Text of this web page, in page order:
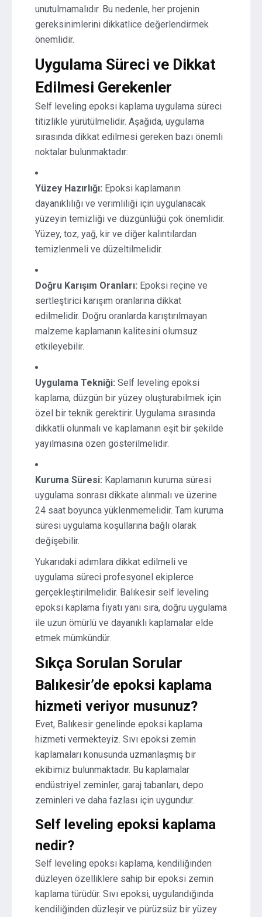
unutulmamalıdır. Bu nedenle, her projenin
gereksinimlerini dikkatlice değerlendirmek
önemlidir.
Uygulama Süreci ve Dikkat
Edilmesi Gerekenler
Self leveling epoksi kaplama uygulama süreci
titizlikle yürütülmelidir. Aşağıda, uygulama
sırasında dikkat edilmesi gereken bazı önemli
noktalar bulunmaktadır:
Yüzey Hazırlığı: Epoksi kaplamanın
dayanıklılığı ve verimliliği için uygulanacak
yüzeyin temizliği ve düzgünlüğü çok önemlidir.
Yüzey, toz, yağ, kir ve diğer kalıntılardan
temizlenmeli ve düzeltilmelidir.
Doğru Karışım Oranları: Epoksi reçine ve
sertleştirici karışım oranlarına dikkat
edilmelidir. Doğru oranlarda karıştırılmayan
malzeme kaplamanın kalitesini olumsuz
etkileyebilir.
Uygulama Tekniği: Self leveling epoksi
kaplama, düzgün bir yüzey oluşturabilmek için
özel bir teknik gerektirir. Uygulama sırasında
dikkatli olunmalı ve kaplamanın eşit bir şekilde
yayılmasına özen gösterilmelidir.
Kuruma Süresi: Kaplamanın kuruma süresi
uygulama sonrası dikkate alınmalı ve üzerine
24 saat boyunca yüklenmemelidir. Tam kuruma
süresi uygulama koşullarına bağlı olarak
değişebilir.
Yukarıdaki adımlara dikkat edilmeli ve
uygulama süreci profesyonel ekiplerce
gerçekleştirilmelidir. Balıkesir self leveling
epoksi kaplama fiyatı yanı sıra, doğru uygulama
ile uzun ömürlü ve dayanıklı kaplamalar elde
etmek mümkündür.
Sıkça Sorulan Sorular
Balıkesir’de epoksi kaplama
hizmeti veriyor musunuz?
Evet, Balıkesir genelinde epoksi kaplama
hizmeti vermekteyiz. Sıvı epoksi zemin
kaplamaları konusunda uzmanlaşmış bir
ekibimiz bulunmaktadır. Bu kaplamalar
endüstriyel zeminler, garaj tabanları, depo
zeminleri ve daha fazlası için uygundur.
Self leveling epoksi kaplama
nedir?
Self leveling epoksi kaplama, kendiliğinden
düzleyen özelliklere sahip bir epoksi zemin
kaplama türüdür. Sıvı epoksi, uygulandığında
kendiliğinden düzleşir ve pürüzsüz bir yüzey